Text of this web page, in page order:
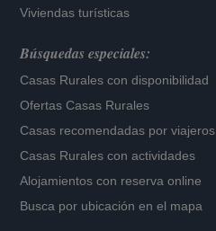
Viviendas turísticas
Búsquedas especiales:
Casas Rurales con disponibilidad
Ofertas Casas Rurales
Casas recomendadas por viajeros
Casas Rurales con actividades
Alojamientos con reserva online
Busca por ubicación en el mapa